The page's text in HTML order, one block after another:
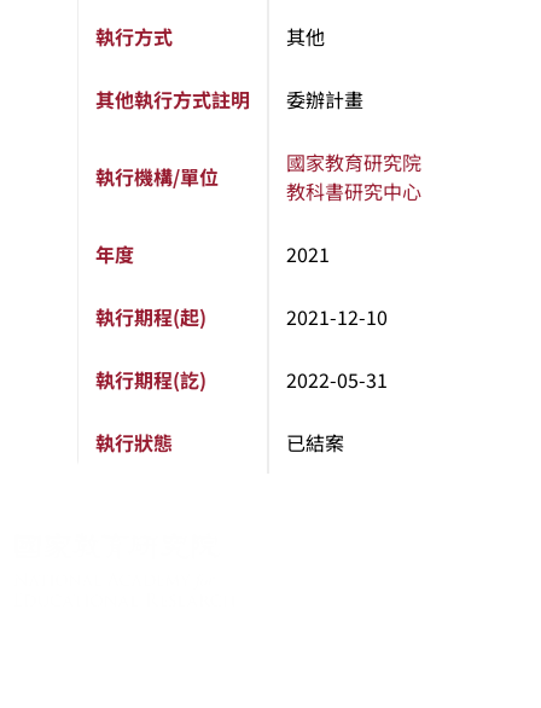
執行方式 其他
其他執行方式註明 委辦計畫
執行機構/單位
國家教育研究院
教科書研究中心
年度 2021
執行期程(起) 2021-12-10
執行期程(訖) 2022-05-31
執行狀態 已結案